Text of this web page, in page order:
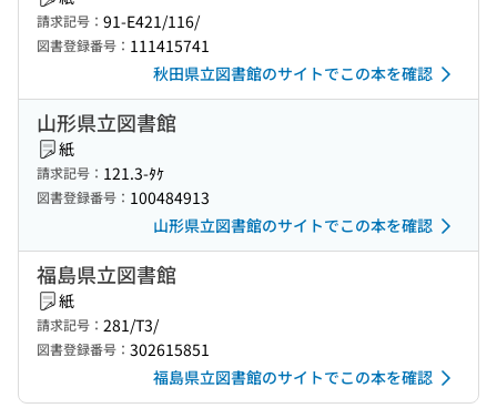
請求記号： 91-E421/116/
図書登録番号： 111415741
秋田県立図書館のサイトでこの本を確認
山形県立図書館
紙
請求記号： 121.3-ﾀｹ
図書登録番号： 100484913
山形県立図書館のサイトでこの本を確認
福島県立図書館
紙
請求記号： 281/T3/
図書登録番号： 302615851
福島県立図書館のサイトでこの本を確認